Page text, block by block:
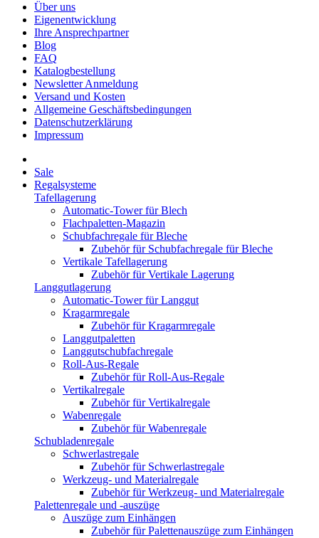
Über uns
Eigenentwicklung
Ihre Ansprechpartner
Blog
FAQ
Katalogbestellung
Newsletter Anmeldung
Versand und Kosten
Allgemeine Geschäftsbedingungen
Datenschutzerklärung
Impressum
Sale
Regalsysteme
Tafellagerung
Automatic-Tower für Blech
Flachpaletten-Magazin
Schubfachregale für Bleche
Zubehör für Schubfachregale für Bleche
Vertikale Tafellagerung
Zubehör für Vertikale Lagerung
Langgutlagerung
Automatic-Tower für Langgut
Kragarmregale
Zubehör für Kragarmregale
Langgutpaletten
Langgutschubfachregale
Roll-Aus-Regale
Zubehör für Roll-Aus-Regale
Vertikalregale
Zubehör für Vertikalregale
Wabenregale
Zubehör für Wabenregale
Schubladenregale
Schwerlastregale
Zubehör für Schwerlastregale
Werkzeug- und Materialregale
Zubehör für Werkzeug- und Materialregale
Palettenregale und -auszüge
Auszüge zum Einhängen
Zubehör für Palettenauszüge zum Einhängen